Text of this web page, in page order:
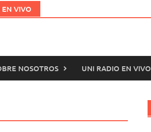
VIVO
NOSOTROS UNI RADIO EN VIVO